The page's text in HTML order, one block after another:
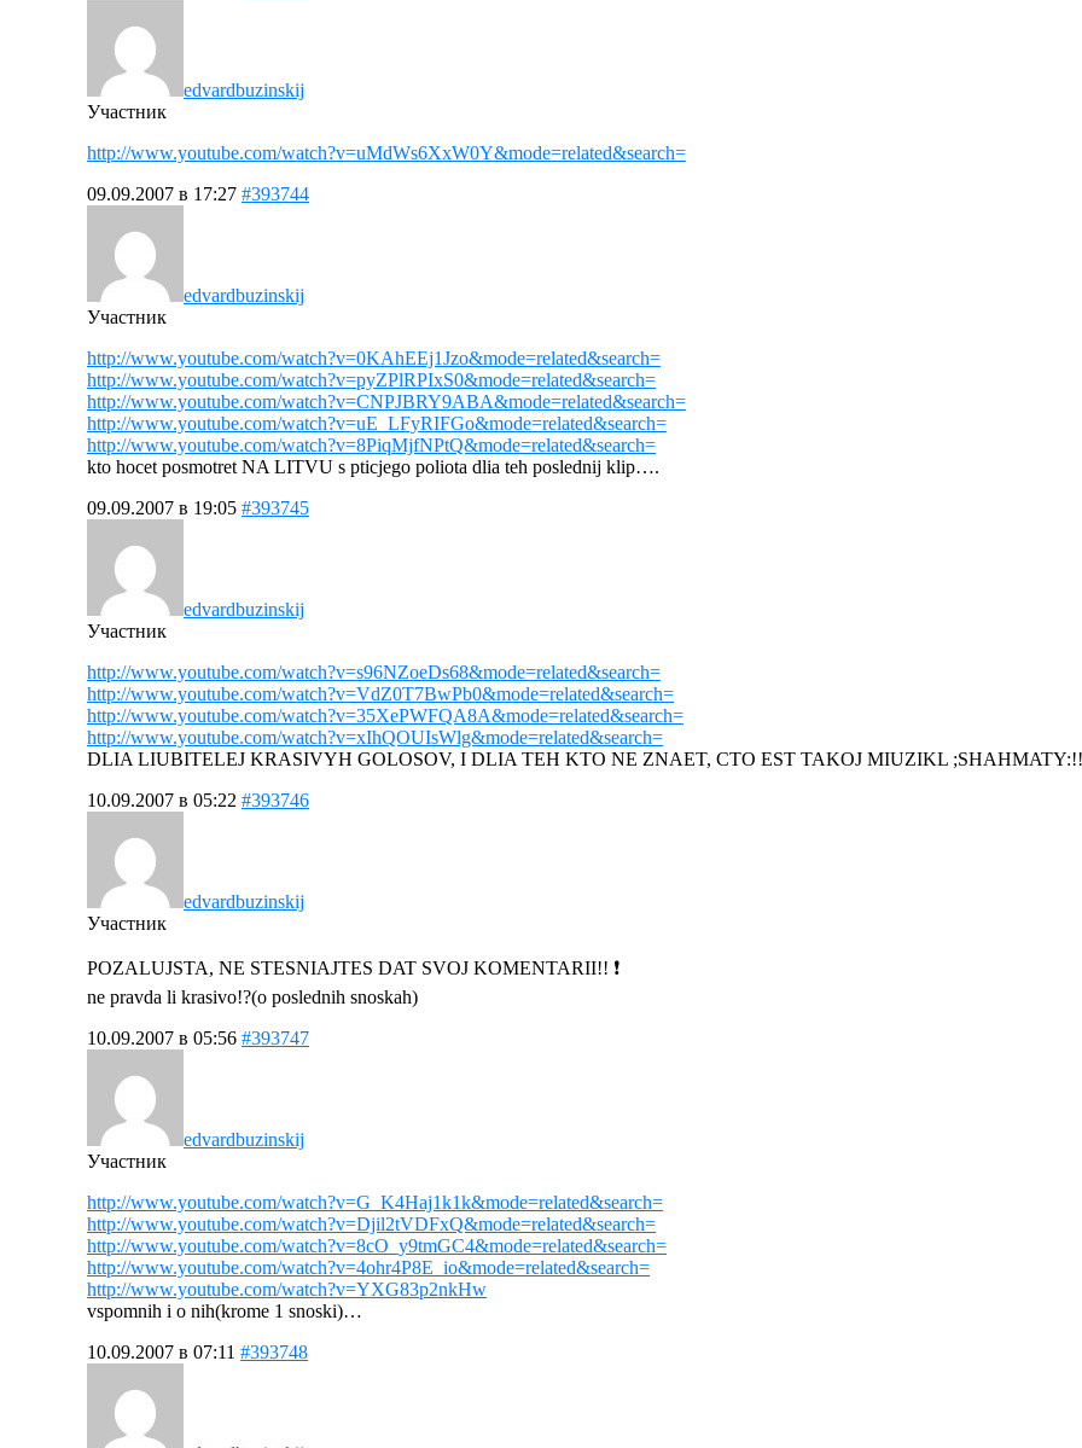
edvardbuzinskij
Участник
http://www.youtube.com/watch?v=uMdWs6XxW0Y&mode=related&search=
09.09.2007 в 17:27 #393744
edvardbuzinskij
Участник
http://www.youtube.com/watch?v=0KAhEEj1Jzo&mode=related&search=
http://www.youtube.com/watch?v=pyZPlRPIxS0&mode=related&search=
http://www.youtube.com/watch?v=CNPJBRY9ABA&mode=related&search=
http://www.youtube.com/watch?v=uE_LFyRIFGo&mode=related&search=
http://www.youtube.com/watch?v=8PiqMjfNPtQ&mode=related&search=
kto hocet posmotret NA LITVU s pticjego poliota dlia teh poslednij klip….
09.09.2007 в 19:05 #393745
edvardbuzinskij
Участник
http://www.youtube.com/watch?v=s96NZoeDs68&mode=related&search=
http://www.youtube.com/watch?v=VdZ0T7BwPb0&mode=related&search=
http://www.youtube.com/watch?v=35XePWFQA8A&mode=related&search=
http://www.youtube.com/watch?v=xIhQOUIsWlg&mode=related&search=
DLIA LIUBITELEJ KRASIVYH GOLOSOV, I DLIA TEH KTO NE ZNAET, CTO EST TAKOJ MIUZIKL
10.09.2007 в 05:22 #393746
edvardbuzinskij
Участник
POZALUJSTA, NE STESNIAJTES DAT SVOJ KOMENTARII!! ❗
ne pravda li krasivo!?(o poslednih snoskah)
10.09.2007 в 05:56 #393747
edvardbuzinskij
Участник
http://www.youtube.com/watch?v=G_K4Haj1k1k&mode=related&search=
http://www.youtube.com/watch?v=Djil2tVDFxQ&mode=related&search=
http://www.youtube.com/watch?v=8cO_y9tmGC4&mode=related&search=
http://www.youtube.com/watch?v=4ohr4P8E_io&mode=related&search=
http://www.youtube.com/watch?v=YXG83p2nkHw
vspomnih i o nih(krome 1 snoski)…
10.09.2007 в 07:11 #393748